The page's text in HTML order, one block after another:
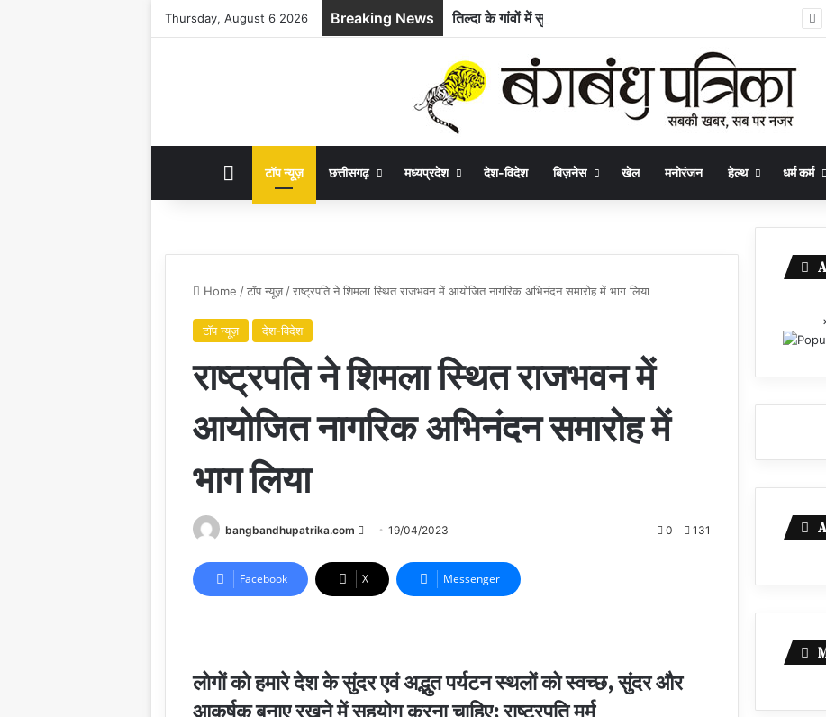
Thursday, August 6 2026 Breaking News
HOMEटॉप न्यूज़ छत्तीसगढ़ मध्यप्रदेश देश-विदेश बिज़नेस खेल मनोरंजन हेल्थ धर्म कर्म
Home /टॉप न्यूज़ /राष्ट्रपति ने शिमला स्थित राजभवन में आयोजित नागरिक अभिनंदन समारोह में भाग लिया
टॉप न्यूज़ देश-विदेश
राष्ट्रपति ने शिमला स्थित राजभवन में
आयोजित नागरिक अभिनंदन समारोह में
भाग लिया
bangbandhupatrika.com
Send
email
19/04/2023 0 131
Facebook X Messenger
लोगों को हमारे देश के सुंदर एवं अद्भुत पर्यटन स्थलों को स्वच्छ, सुंदर और